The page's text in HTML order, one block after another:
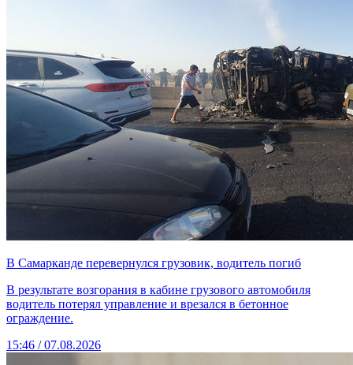
В Самарканде перевернулся грузовик, водитель погиб
В результате возгорания в кабине грузового автомобиля
водитель потерял управление и врезался в бетонное
ограждение.
15:46 / 07.08.2026